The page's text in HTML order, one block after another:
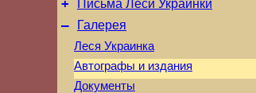
+ Письма Леси Украинки
– Галерея
Леся Украинка
Автографы и издания
Документы